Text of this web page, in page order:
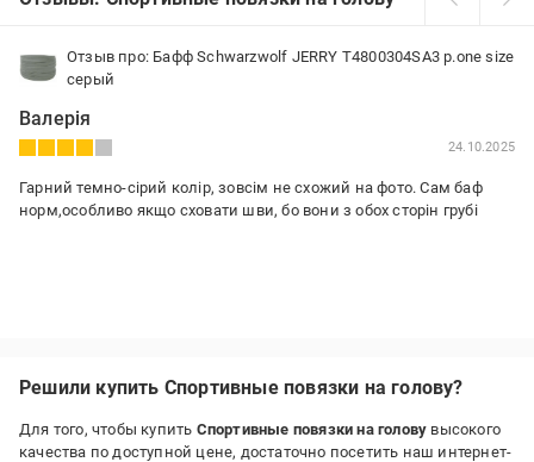
Отзыв про: Бафф Schwarzwolf JERRY T4800304SA3 р.one size
серый
Валерія
24.10.2025
Гарний темно-сірий колір, зовсім не схожий на фото. Сам баф
норм,особливо якщо сховати шви, бо вони з обох сторін грубі
Решили купить Спортивные повязки на голову?
Для того, чтобы купить Спортивные повязки на голову высокого
качества по доступной цене, достаточно посетить наш интернет-